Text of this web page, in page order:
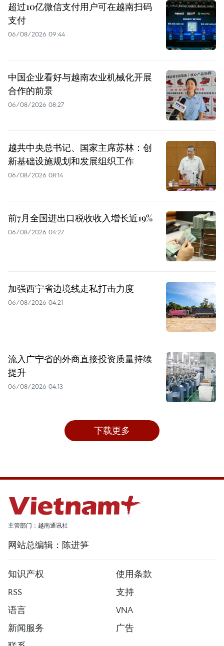
超过10亿微信支付用户可在越南扫码
支付
06/08/2026 09:44
中国企业看好与越南农业机械化开展
合作的前景
06/08/2026 08:27
越共中央总书记、国家主席苏林：创
新基础设施规划和发展组织工作
06/08/2026 08:14
前7月全国进出口税收收入增长近19%
06/08/2026 04:27
加强西宁省边境线走私打击力度
06/08/2026 04:21
流入广宁省的外商直接投资质量持续
提升
06/08/2026 04:13
下载更多
主管部门：越南通讯社
网站总编辑：陈进笋
知识产权
使用条款
RSS
支持
语言
VNA
新闻服务
广告